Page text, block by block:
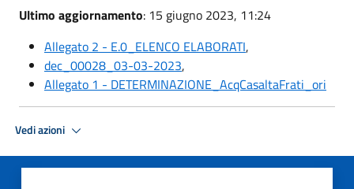
Ultimo aggiornamento: 15 giugno 2023, 11:24
Allegato 2 - E.0_ELENCO ELABORATI,
dec_00028_03-03-2023,
Allegato 1 - DETERMINAZIONE_AcqCasaltaFrati_ori
Vedi azioni